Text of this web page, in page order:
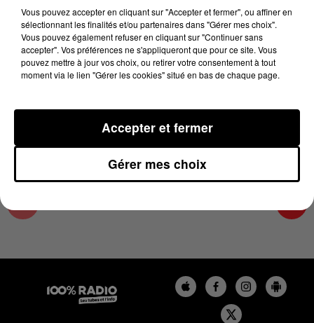
9 juin 2023 - 5 min 31 sec
L'EXPERT MYRIAM RICHARD DU 09/06/2023
MYRIAM RICHARD
Vous pouvez accepter en cliquant sur "Accepter et fermer", ou affiner en
sélectionnant les finalités et/ou partenaires dans "Gérer mes choix".
Vous pouvez également refuser en cliquant sur "Continuer sans
accepter". Vos préférences ne s'appliqueront que pour ce site. Vous
pouvez mettre à jour vos choix, ou retirer votre consentement à tout
moment via le lien "Gérer les cookies" situé en bas de chaque page.
Gérer mes choix
Accepter et fermer